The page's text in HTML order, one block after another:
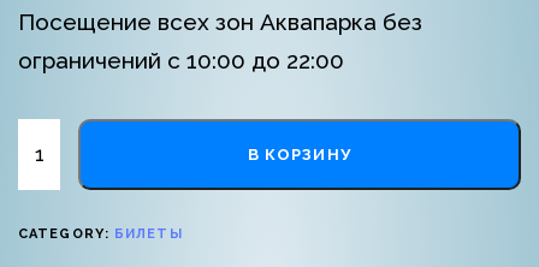
Посещение всех зон Аквапарка без
ограничений с 10:00 до 22:00
В КОРЗИНУ
CATEGORY: БИЛЕТЫ